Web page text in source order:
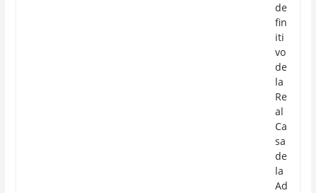
de
fin
iti
vo
de
la
Re
al
Ca
sa
de
la
Ad